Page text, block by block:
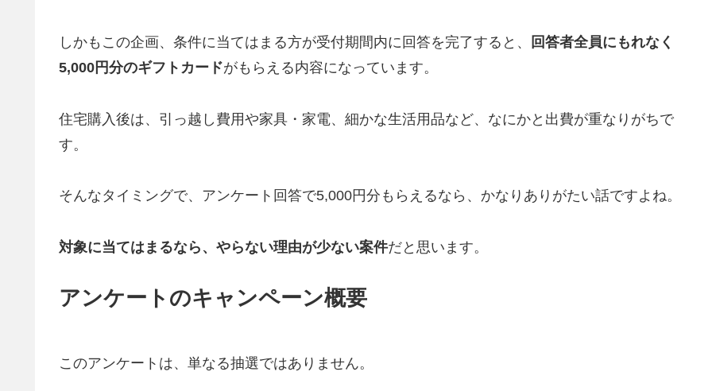
しかもこの企画、条件に当てはまる方が受付期間内に回答を完了すると、
回答者全員にもれなく
5,000円分のギフトカードがもらえる内容になっています。
住宅購入後は、引っ越し費用や家具・家電、細かな生活用品など、なにかと出費が重なりがちで
す。
そんなタイミングで、アンケート回答で5,000円分もらえるなら、かなりありがたい話ですよね。
対象に当てはまるなら、やらない理由が少ない案件だと思います。
アンケートのキャンペーン概要
このアンケートは、単なる抽選ではありません。